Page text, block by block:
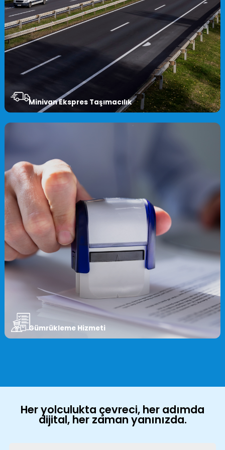
Minivan Ekspres Taşımacılık
Gümrükleme Hizmeti
Her yolculukta çevreci, her adımda
ERTLog, sektörlere özel çözümler sunar. Taşıma, depolama
ve dağıtım süreçlerinde güven, hız ve şeffaflık sağlar.